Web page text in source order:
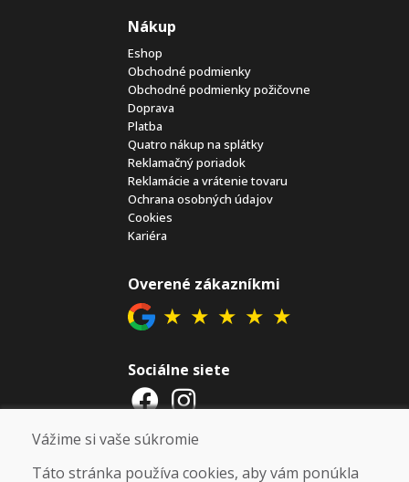
Nákup
Eshop
Obchodné podmienky
Obchodné podmienky požičovne
Doprava
Platba
Quatro nákup na splátky
Reklamačný poriadok
Reklamácie a vrátenie tovaru
Ochrana osobných údajov
Cookies
Kariéra
Overené zákazníkmi
★ ★ ★ ★ ★
Sociálne siete
Vážime si vaše súkromie
Táto stránka používa cookies, aby vám ponúkla